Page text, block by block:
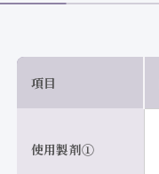
項目
使用製剤①